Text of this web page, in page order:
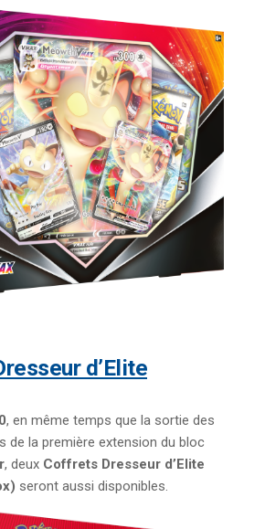
d’Elite
, en même temps que la sortie des
de la première extension du bloc
, deux Coffrets Dresseur d’Elite
seront aussi disponibles.